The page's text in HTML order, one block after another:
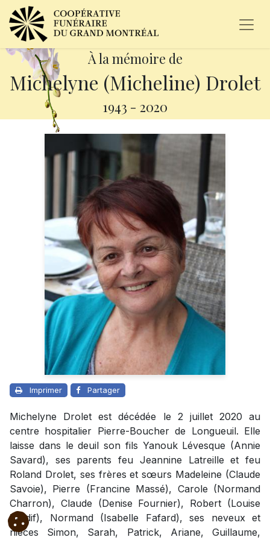
À la mémoire de
Michelyne (Micheline) Drolet
1943 - 2020
Imprimer Partager
Michelyne Drolet est décédée le 2 juillet 2020 au
centre hospitalier Pierre-Boucher de Longueuil. Elle
laisse dans le deuil son fils Yanouk Lévesque (Annie
Savard), ses parents feu Jeannine Latreille et feu
Roland Drolet, ses frères et sœurs Madeleine (Claude
Savoie), Pierre (Francine Massé), Carole (Normand
Charron), Claude (Denise Fournier), Robert (Louise
Tardif), Normand (Isabelle Fafard), ses neveux et
nièces Simon, Sarah, Patrick, Ariane, Guillaume,